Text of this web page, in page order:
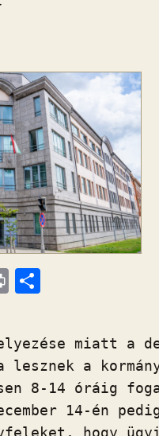
Pr
t za
m
e
g
miatt a
a
8-14 óráig
14-én